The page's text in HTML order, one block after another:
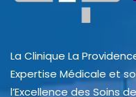
La Clinique La
Expertise Médicale et
l’Excellence des Soins